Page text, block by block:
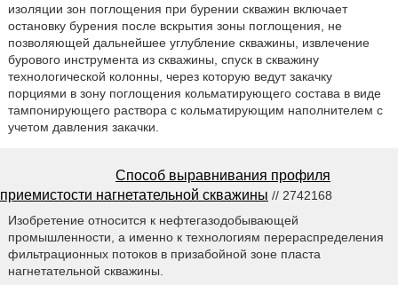
изоляции зон поглощения при бурении скважин включает
остановку бурения после вскрытия зоны поглощения, не
позволяющей дальнейшее углубление скважины, извлечение
бурового инструмента из скважины, спуск в скважину
технологической колонны, через которую ведут закачку
порциями в зону поглощения кольматирующего состава в виде
тампонирующего раствора с кольматирующим наполнителем с
учетом давления закачки.
Способ выравнивания профиля
приемистости нагнетательной скважины // 2742168
Изобретение относится к нефтегазодобывающей
промышленности, а именно к технологиям перераспределения
фильтрационных потоков в призабойной зоне пласта
нагнетательной скважины.